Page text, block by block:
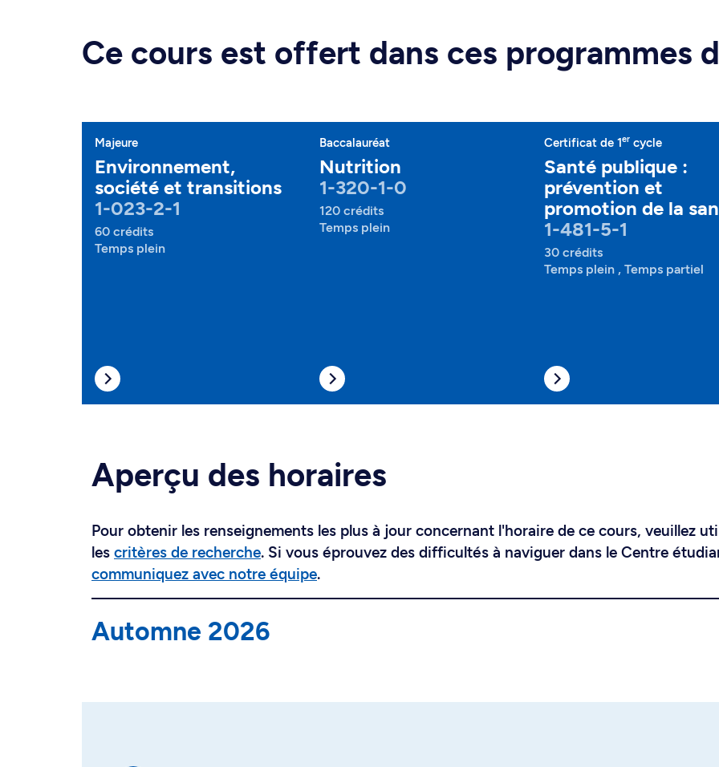
Ce cours est offert dans ces programmes
Majeure
Environnement,
société et transitions
1-023-2-1
60 crédits
Temps plein
Baccalauréat
Nutrition
1-320-1-0
120 crédits
Temps plein
Certificat de 1er cycle
Santé publique :
prévention et
promotion de la
1-481-5-1
30 crédits
Temps plein , Temps partiel
Aperçu des horaires
Pour obtenir les renseignements les plus à jour concernant l'horaire de ce cours, veuillez
les critères de recherche. Si vous éprouvez des difficultés à naviguer dans le Centre
communiquez avec notre équipe.
Automne 2026